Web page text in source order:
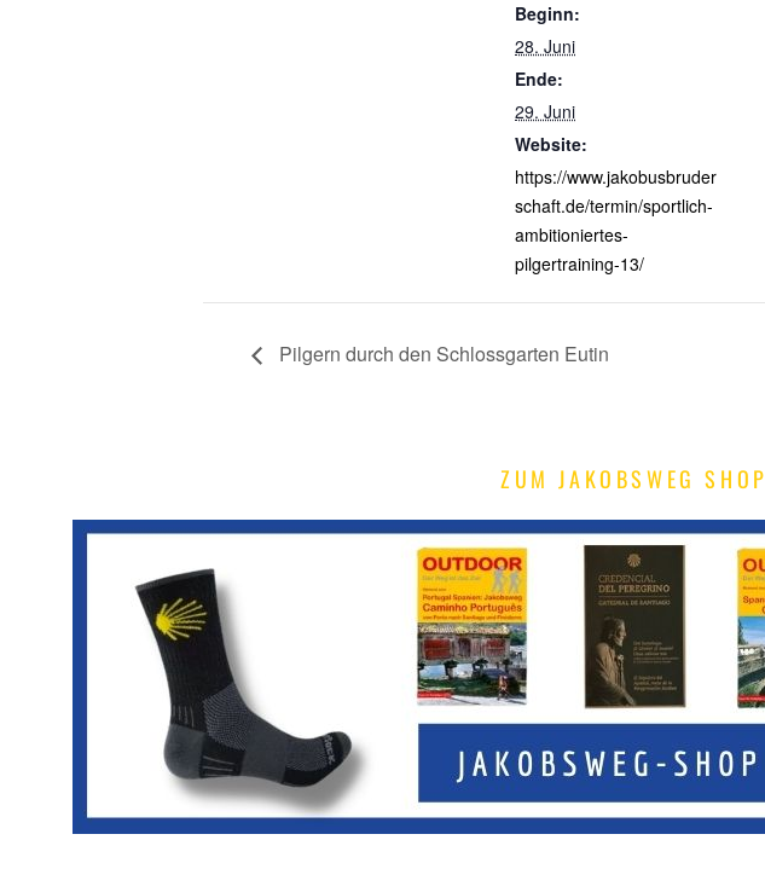
Beginn:
28. Juni
Ende:
29. Juni
Website:
https://www.jakobusbruder
schaft.de/termin/sportlich-
ambitioniertes-
pilgertraining-13/
Pilgern durch den Schlossgarten Eutin
ZUM JAKOBSWEG SHOP